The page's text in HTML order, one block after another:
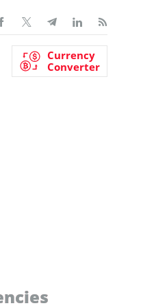
Currency
Converter